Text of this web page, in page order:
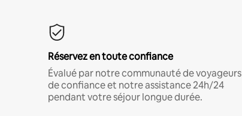
Réservez en toute confiance
Évalué par notre communauté de voyageurs
de confiance et notre assistance 24h/24
pendant votre séjour longue durée.